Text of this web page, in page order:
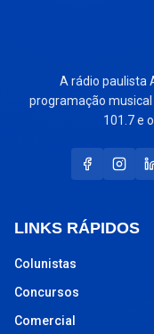
A rádio paulista
programação
101.7 e
LINKS RÁPIDOS
Colunistas
Concursos
Comercial